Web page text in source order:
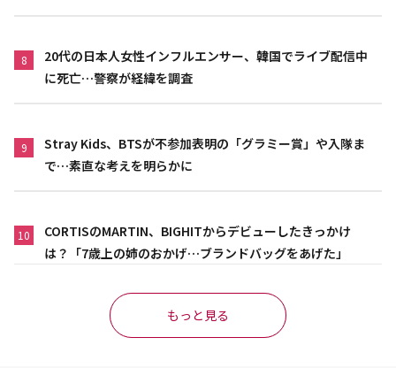
8
20代の日本人女性インフルエンサー、韓国でライブ配信中
に死亡…警察が経緯を調査
9
Stray Kids、BTSが不参加表明の「グラミー賞」や入隊ま
で…素直な考えを明らかに
10
CORTISのMARTIN、BIGHITからデビューしたきっかけ
は？「7歳上の姉のおかげ…ブランドバッグをあげた」
もっと見る